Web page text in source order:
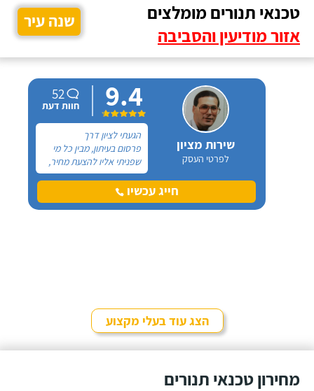
טכנאי תנורים מומלצים
אזור מודיעין והסביבה
שנה עיר
שירות מציון
לפרטי העסק
9.4
52
חוות דעת
הגעתי לציון דרך
פרסום בעיתון, מבין כל מי
שפניתי אליו להצעת מחיר,
ציון נתן את הצעת המחיר
הכי אטרקטיבית עבור
רכישה של מזגן מיני מרכזי
חייג עכשיו
הצג עוד בעלי מקצוע
מחירון טכנאי תנורים